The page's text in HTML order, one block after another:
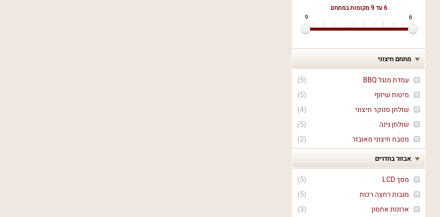
6 עד 9
מקומות במתחם
6
9
מתחם חיצוני
(
5
)
עמדת מנגל BBQ
(
5
)
מיטות שיזוף
(
4
)
שולחן סנוקר חיצוני
(
5
)
שולחן גינה
(
2
) מטבח חיצוני מאובזר
אבזור בחדרים
(
5
)
מסך LCD
(
5
)
מגבות רחצה רכות
(
3
)
ארונות אחסון